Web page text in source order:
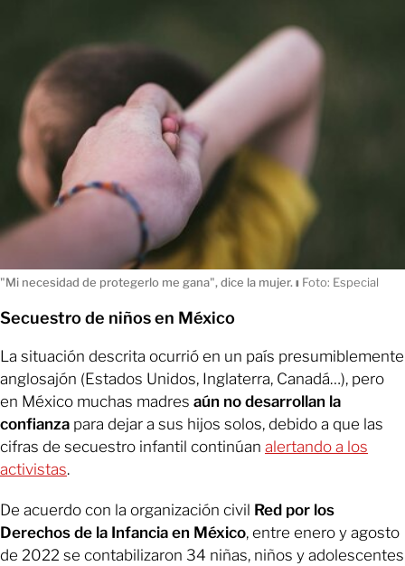
"Mi necesidad de protegerlo me gana", dice la mujer.ı Foto: Especial
Secuestro de niños en México
La situación descrita ocurrió en un país presumiblemente
anglosajón (Estados Unidos, Inglaterra, Canadá…), pero
en México muchas madres aún no desarrollan la
confianza para dejar a sus hijos solos, debido a que las
cifras de secuestro infantil continúan alertando a los
activistas.
De acuerdo con la organización civil Red por los
Derechos de la Infancia en México, entre enero y agosto
de 2022 se contabilizaron 34 niñas, niños y adolescentes